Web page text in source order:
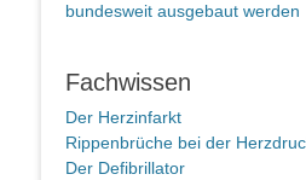
bundesweit ausgebaut werden
Fachwissen
Der Herzinfarkt
Rippenbrüche bei der
Der Defibrillator